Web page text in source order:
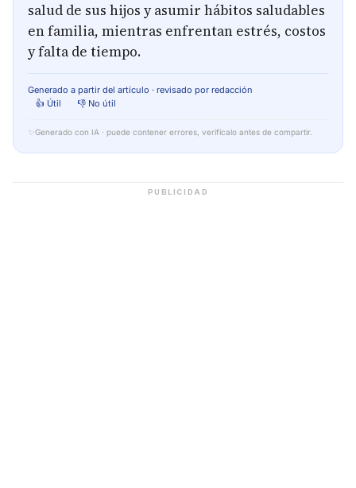
salud de sus hijos y asumir hábitos saludables
en familia, mientras enfrentan estrés, costos
y falta de tiempo.
Generado a partir del artículo · revisado por redacción
👍 Útil
👎 No útil
✨ Generado con IA · puede contener errores, verifícalo antes de compartir.
PUBLICIDAD